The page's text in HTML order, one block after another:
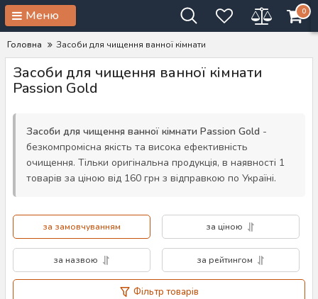
Меню 0
Головна Засоби для чищення ванної кімнати
Засоби для чищення ванної кімнати
Passion Gold
Засоби для чищення ванної кімнати Passion Gold -
безкомпромісна якість та висока ефективність
очищення. Тільки оригінальна продукція, в наявності 1
товарів за ціною від 160 грн з відправкою по Україні.
за замовчуванням за ціною
за назвою за рейтингом
Фільтр товарів